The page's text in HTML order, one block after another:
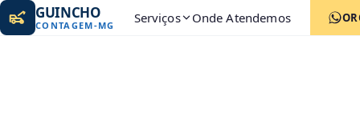
GUINCHO
CONTAGEM-MG Serviços Onde Atendemos